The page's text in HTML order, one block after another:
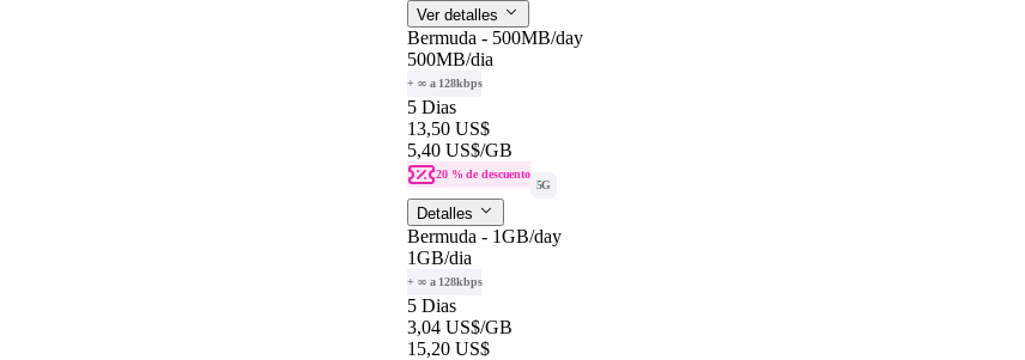
Ver detalles
Bermuda - 500MB/day
500MB/dia
+ ∞ a 128kbps
5 Dias
13,50 US$
5,40 US$/GB
20 % de descuento
5G
Detalles
Bermuda - 1GB/day
1GB/dia
+ ∞ a 128kbps
5 Dias
3,04 US$/GB
15,20 US$